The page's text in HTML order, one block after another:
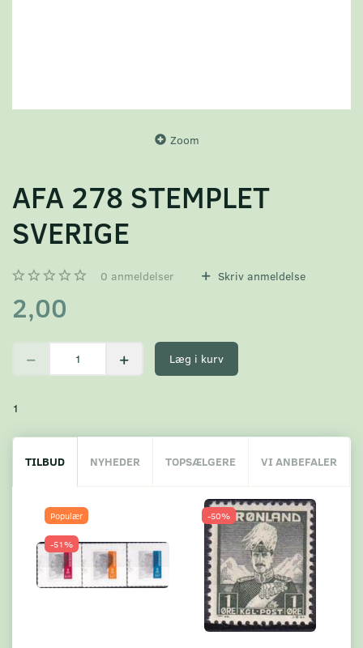
Zoom
AFA 278 STEMPLET
SVERIGE
0 anmeldelser Skriv anmeldelse
2,00
Læg i kurv
1
TILBUD NYHEDER TOPSÆLGERE VI ANBEFALER
Populær
-51%
-50%